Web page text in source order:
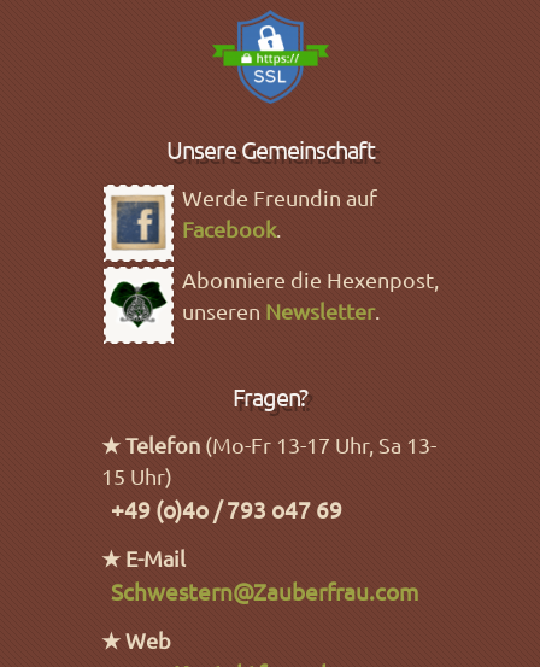
Unsere Gemeinschaft
Werde Freundin auf
Facebook.
Abonniere die Hexenpost,
unseren Newsletter.
Fragen?
★ Telefon (Mo-Fr 13-17 Uhr, Sa 13-
15 Uhr)
+49 (o)4o / 793 o47 69
★ E-Mail
Schwestern@Zauberfrau.com
★ Web